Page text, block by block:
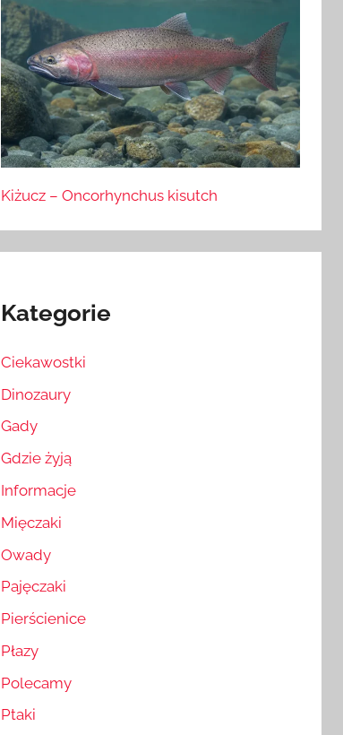
Kiżucz – Oncorhynchus kisutch
Kategorie
Ciekawostki
Dinozaury
Gady
Gdzie żyją
Informacje
Mięczaki
Owady
Pajęczaki
Pierścienice
Płazy
Polecamy
Ptaki